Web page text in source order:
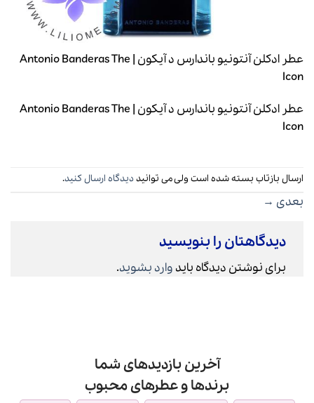
عطر ادکلن آنتونیو باندارس د آیکون | Antonio Banderas The
Icon
عطر ادکلن آنتونیو باندارس د آیکون | Antonio Banderas The
Icon
ارسال بازتاب بسته شده است ولی می توانید دیدگاه ارسال کنید.
بعدی →
دیدگاهتان را بنویسید
برای نوشتن دیدگاه باید وارد بشوید.
آخرین بازدیدهای شما
برندها و عطرهای محبوب